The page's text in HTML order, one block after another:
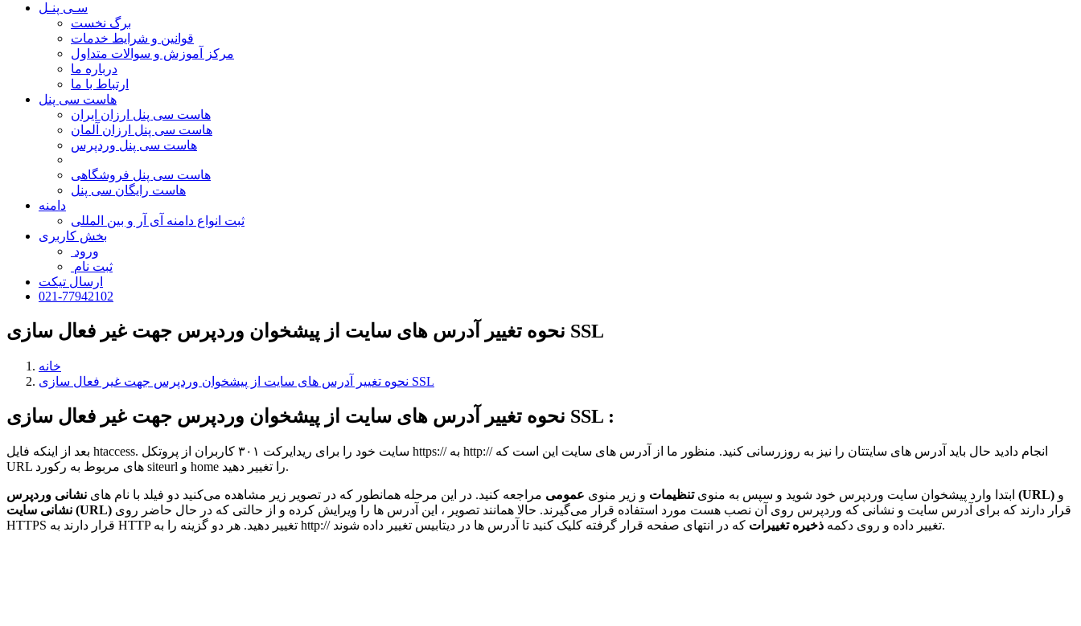
سـی پنـل
برگ نخست
قوانین و شرایط خدمات
مرکز آموزش و سوالات متداول
درباره ما
ارتباط با ما
هاست سی پنل
هاست سی پنل ارزان ایران
هاست سی پنل ارزان آلمان
هاست سی پنل وردپرس
هاست سی پنل فروشگاهی
هاست رایگان سی پنل
دامنه
ثبت انواع دامنه آی آر و بین المللی
بخش کاربری
ورود
ثبت نام
ارسال تیکت
021-77942102
نحوه تغییر آدرس های سایت از پیشخوان وردپرس جهت غیر فعال سازی SSL
خانه
نحوه تغییر آدرس های سایت از پیشخوان وردپرس جهت غیر فعال سازی SSL
نحوه تغییر آدرس های سایت از پیشخوان وردپرس جهت غیر فعال سازی SSL :
بعد از اینکه فایل htaccess. سایت خود را برای ریدایرکت ۳۰۱ کاربران از پروتکل https:// به http:// انجام دادید حال باید آدرس های سایتتان را نیز به روزرسانی کنید. منظور ما از آدرس های سایت این است که
URL های مربوط به رکورد siteurl و home را تغییر دهید.
ابتدا وارد پیشخوان سایت وردپرس خود شوید و سپس به منویتنظیمات و زیر منوی عمومی مراجعه کنید. در این مرحله همانطور که در تصویر زیر مشاهده می‌کنید دو فیلد با نام های نشانی وردپرس (URL) و
نشانی سایت (URL)
HTTPS قرار دارند به HTTP تغییر دهید. هر دو گزینه را به http:// تغییر داده و روی دکمه ذخیره تغییرات که در انتهای صفحه قرار گرفته کلیک کنید تا آدرس ها در دیتابیس تغییر داده شوند.